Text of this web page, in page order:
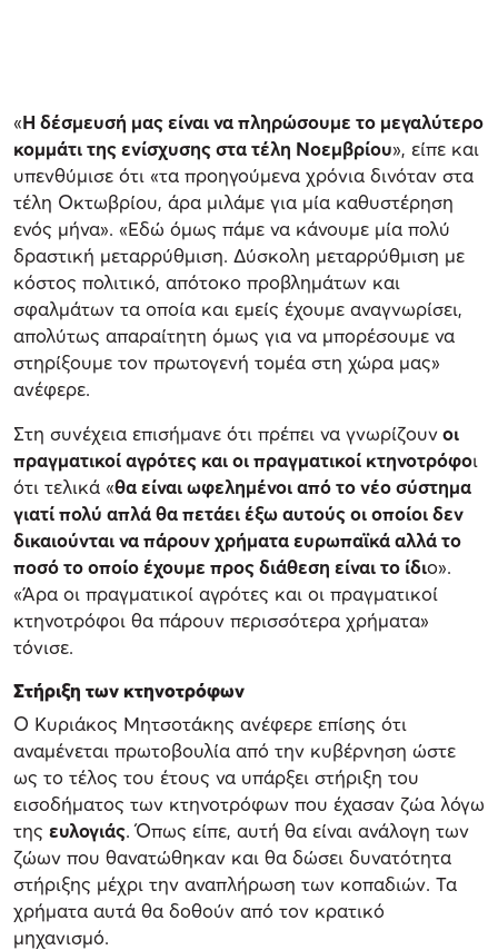
«Η δέσμευσή μας είναι να πληρώσουμε το μεγαλύτερο
κομμάτι της ενίσχυσης στα τέλη Νοεμβρίου», είπε και
υπενθύμισε ότι «τα προηγούμενα χρόνια δινόταν στα
τέλη Οκτωβρίου, άρα μιλάμε για μία καθυστέρηση
ενός μήνα». «Εδώ όμως πάμε να κάνουμε μία πολύ
δραστική μεταρρύθμιση. Δύσκολη μεταρρύθμιση με
κόστος πολιτικό, απότοκο προβλημάτων και
σφαλμάτων τα οποία και εμείς έχουμε αναγνωρίσει,
απολύτως απαραίτητη όμως για να μπορέσουμε να
στηρίξουμε τον πρωτογενή τομέα στη χώρα μας»
ανέφερε.
Στη συνέχεια επισήμανε ότι πρέπει να γνωρίζουνοι
πραγματικοί αγρότες και οι πραγματικοί κτηνοτρόφοι
ότι τελικά «θα είναι ωφελημένοι από το νέο σύστημα
γιατί πολύ απλά θα πετάει έξω αυτούς οι οποίοι δεν
δικαιούνται να πάρουν χρήματα ευρωπαϊκά αλλά το
ποσό το οποίο έχουμε προς διάθεση είναι το ίδιο».
«Άρα οι πραγματικοί αγρότες και οι πραγματικοί
κτηνοτρόφοι θα πάρουν περισσότερα χρήματα»
τόνισε.
Στήριξη των κτηνοτρόφων
Ο Κυριάκος Μητσοτάκης ανέφερε επίσης ότι
αναμένεται πρωτοβουλία από την κυβέρνηση ώστε
ως το τέλος του έτους να υπάρξει στήριξη του
εισοδήματος των κτηνοτρόφων που έχασαν ζώα λόγω
της ευλογιάς. Όπως είπε, αυτή θα είναι ανάλογη των
ζώων που θανατώθηκαν και θα δώσει δυνατότητα
στήριξης μέχρι την αναπλήρωση των κοπαδιών. Τα
χρήματα αυτά θα δοθούν από τον κρατικό
μηχανισμό.